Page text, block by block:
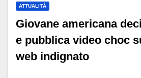
ATTUALITÀ
Giovane americana
e pubblica video choc
web indignato